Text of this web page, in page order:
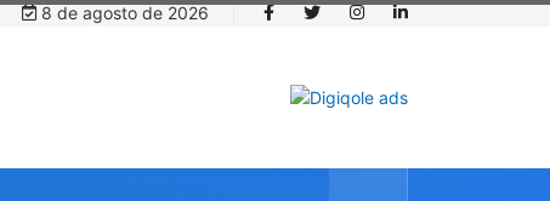
8 de agosto de 2026